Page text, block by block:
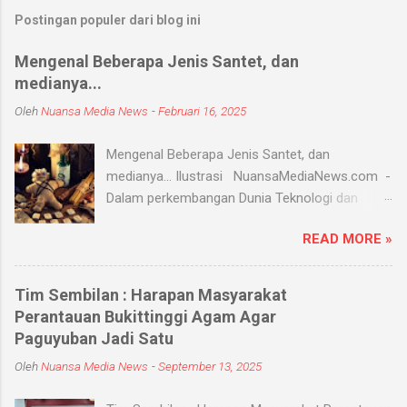
Postingan populer dari blog ini
Mengenal Beberapa Jenis Santet, dan
medianya...
OlehNuansa Media News -Februari 16, 2025
Mengenal Beberapa Jenis Santet, dan
medianya... Ilustrasi NuansaMediaNews.com -
Dalam perkembangan Dunia Teknologi dan
yang hingga saat ini masih ada dan berkembang
di masyarakat. Menurut Kamus Besar Bahasa
Indonesia (KBBI) santet berarti sihir, menyihir.
Ilmu Santet merupakan aliran ilmu hitam yang
digunakan untuk mengendalikan alam seperti
supranatural dari paranormal. Biasanya, santet
READ MORE »
Tim Sembilan : Harapan Masyarakat
Perantauan Bukittinggi Agam Agar
Paguyuban Jadi Satu
OlehNuansa Media News -September 13, 2025